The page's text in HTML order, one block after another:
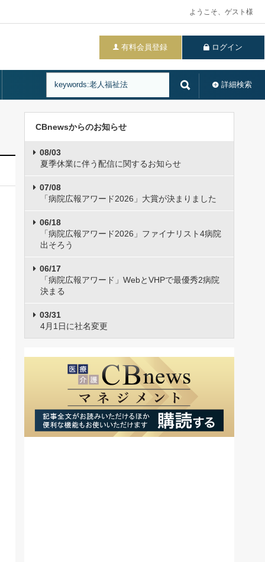
ようこそ、ゲスト様
有料会員登録 ログイン
詳細検索
CBnewsからのお知らせ
08/03
夏季休業に伴う配信に関するお知らせ
07/08
「病院広報アワード2026」大賞が決まりました
06/18
「病院広報アワード2026」ファイナリスト4病院
出そろう
06/17
「病院広報アワード」WebとVHPで最優秀2病院
決まる
03/31
4月1日に社名変更